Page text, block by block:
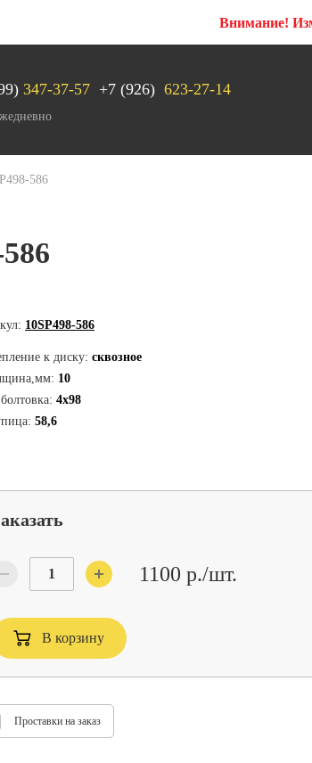
Внимание!
347-37-57 +7 (926) 623-27-14
586
10SP498-586
к диску: сквозное
10
4x98
58,6
1100 р./шт.
В корзину
Проставки на заказ